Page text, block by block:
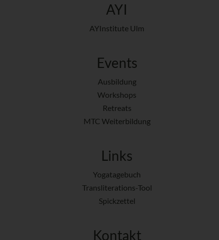
AYI
AYInstitute Ulm
Events
Ausbildung
Workshops
Retreats
MTC Weiterbildung
Links
Yogatagebuch
Transliterations-Tool
Spickzettel
Kontakt